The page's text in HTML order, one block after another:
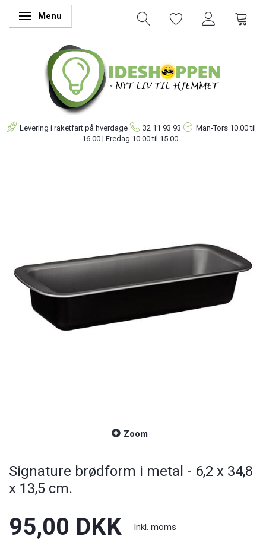
Skifte navigation
Menu
Levering i raketfart på hverdage 32 11 93 93 Man-Tors 10.00 til
16.00 | Fredag 10.00 til 15.00
Zoom
Signature brødform i metal - 6,2 x 34,8
x 13,5 cm.
95,00 DKK Inkl. moms